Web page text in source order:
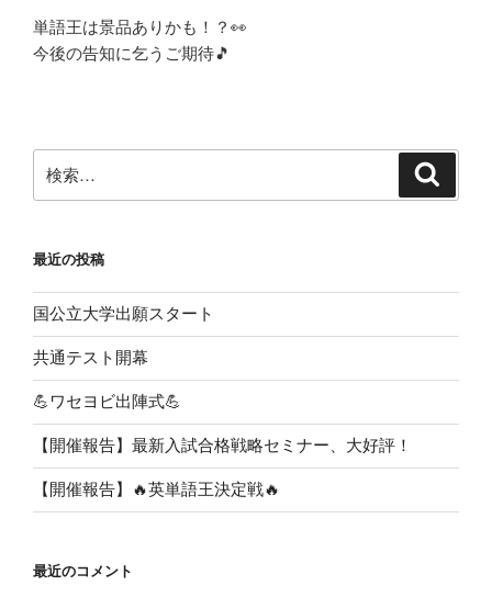
単語王は景品ありかも！？👀
今後の告知に乞うご期待🎵
索:
最近の投稿
国公立大学出願スタート
共通テスト開幕
💪ワセヨビ出陣式💪
【開催報告】最新入試合格戦略セミナー、大好評！
【開催報告】🔥英単語王決定戦🔥
最近のコメント